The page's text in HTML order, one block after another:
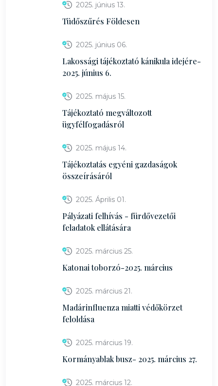
2025. június 13.
Tüdőszűrés Földesen
2025. június 06.
Lakossági tájékoztató kánikula idejére-
2025. június 6.
2025. május 15.
Tájékoztató megváltozott
ügyfélfogadásról
2025. május 14.
Tájékoztatás egyéni gazdaságok
összeírásáról
2025. Április 01.
Pályázati felhívás - fürdővezetői
feladatok ellátására
2025. március 25.
Katonai toborzó-2025. március
2025. március 21.
Madárinfluenza miatti védőkörzet
feloldása
2025. március 19.
Kormányablak busz- 2025. március 27.
2025. március 12.